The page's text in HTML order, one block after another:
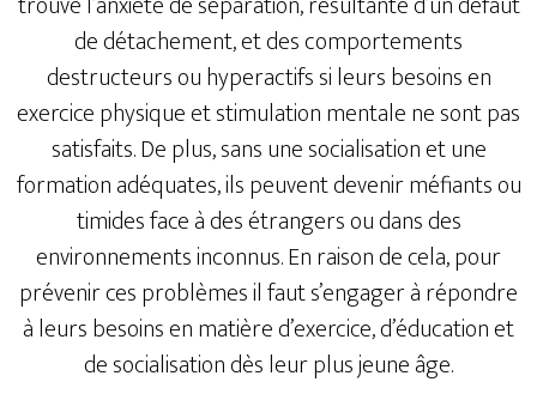
de détachement, et des comportements
destructeurs ou hyperactifs si leurs besoins en
exercice physique et stimulation mentale ne sont pas
satisfaits. De plus, sans une socialisation et une
formation adéquates, ils peuvent devenir méfiants ou
timides face à des étrangers ou dans des
environnements inconnus. En raison de cela, pour
prévenir ces problèmes il faut s’engager à répondre
à leurs besoins en matière d’exercice, d’éducation et
de socialisation dès leur plus jeune âge.